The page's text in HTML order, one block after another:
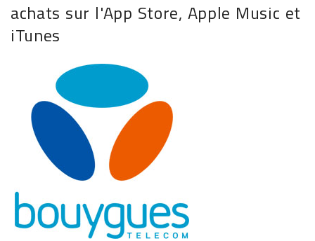
achats sur l'App Store, Apple Music et
iTunes